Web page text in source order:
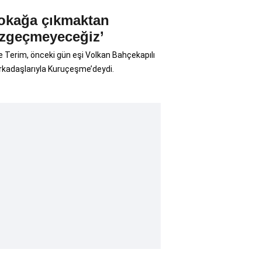
çıkmaktan
Terim, önceki gün eşi Volkan Bahçekapılı
Kuruçeşme’deydi.